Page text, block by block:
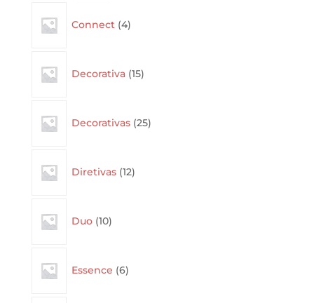
Connect 4products
Decorativa 15products
Decorativas 25products
Diretivas 12products
Duo 10products
Essence 6products